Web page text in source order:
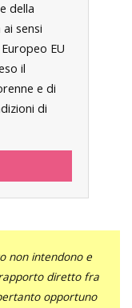
della
sensi
EU
il
e di
di
non intendono e
diretto fra
opportuno